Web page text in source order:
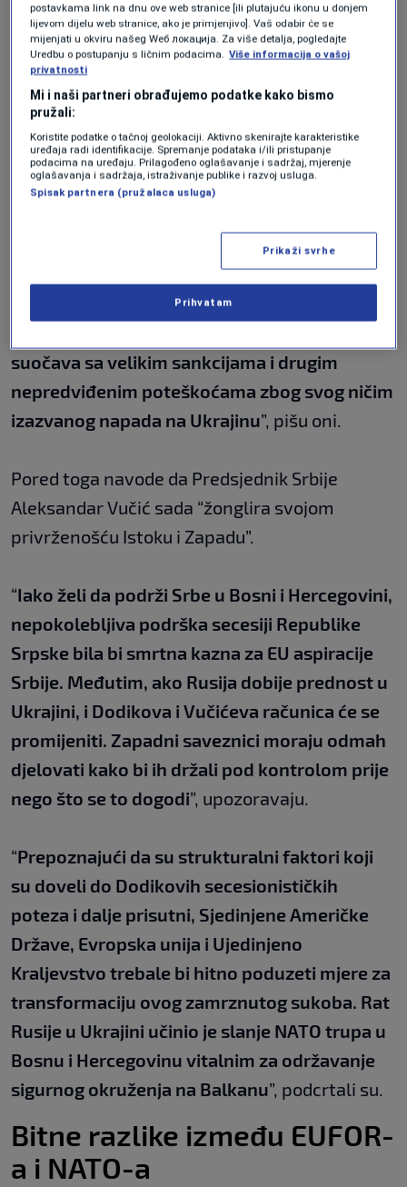
Federaciju i Republiku Srpsku, povlačenje
Republike Srpske iz glavnih institucija
signaliziralo bi raspad zemlje
Autori podsjećaju da je Dodik nedavno najavio
da će povlačenje biti odloženo za još šest
mjeseci, navodno zbog “međunarodne
Čitajući između redova, čini se da je Dodik
oprezan u pogledu svog sljedećeg poteza jer
suočava sa velikim sankcijama i drugim
nepredviđenim poteškoćama zbog svog ničim
izazvanog napada na Ukrajinu”, pišu oni.
Pored toga navode da Predsjednik Srbije
Aleksandar Vučić sada “žonglira svojom
privrženošću Istoku i Zapadu”.
“Iako želi da podrži Srbe u Bosni i Hercegovini,
nepokolebljiva podrška secesiji Republike
Srpske bila bi smrtna kazna za EU aspiracije
Srbije. Međutim, ako Rusija dobije prednost u
Ukrajini, i Dodikova i Vučićeva računica će se
promijeniti. Zapadni saveznici moraju odmah
djelovati kako bi ih držali pod kontrolom prije
nego što se to dogodi”, upozoravaju.
“Prepoznajući da su strukturalni faktori koji
su doveli do Dodikovih secesionističkih
poteza i dalje prisutni, Sjedinjene Američke
Države, Evropska unija i Ujedinjeno
Kraljevstvo trebale bi hitno poduzeti mjere za
transformaciju ovog zamrznutog sukoba. Rat
Rusije u Ukrajini učinio je slanje NATO trupa u
Bosnu i Hercegovinu vitalnim za održavanje
sigurnog okruženja na Balkanu”, podcrtali su.
Bitne razlike između EUFOR-
a i NATO-a
postavkama link na dnu ove web stranice [ili plutajuću ikonu u donjem
lijevom dijelu web stranice, ako je primjenjivo]. Vaš odabir će se
mijenjati u okviru našeg Wеб локација. Za više detalja, pogledajte
Uredbu o postupanju s ličnim podacima. Više informacija o vašoj
privatnosti
Mi i naši partneri obrađujemo podatke kako bismo
pružali:
Koristite podatke o tačnoj geolokaciji. Aktivno skenirajte karakteristike
uređaja radi identifikacije. Spremanje podataka i/ili pristupanje
podacima na uređaju. Prilagođeno oglašavanje i sadržaj, mjerenje
oglašavanja i sadržaja, istraživanje publike i razvoj usluga.
Spisak partnera (pružalaca usluga)
Prikaži svrhe
Prihvatam